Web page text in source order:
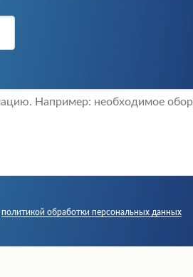
политикой обработки персональных данных